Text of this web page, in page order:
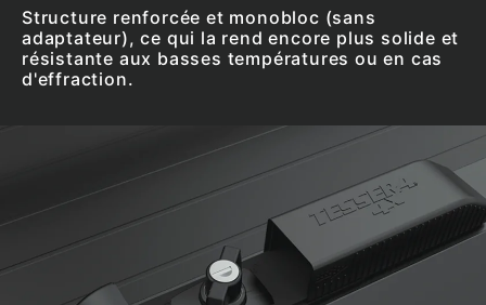
Structure renforcée et monobloc (sans
adaptateur), ce qui la rend encore plus solide et
résistante aux basses températures ou en cas
d'effraction.